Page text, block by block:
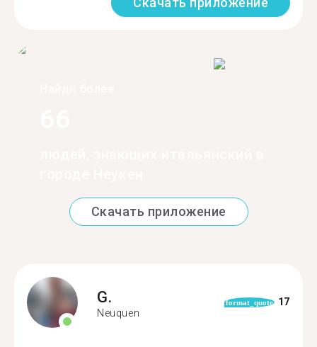
Скачать приложение
G.
Neuquen
format_quote 17